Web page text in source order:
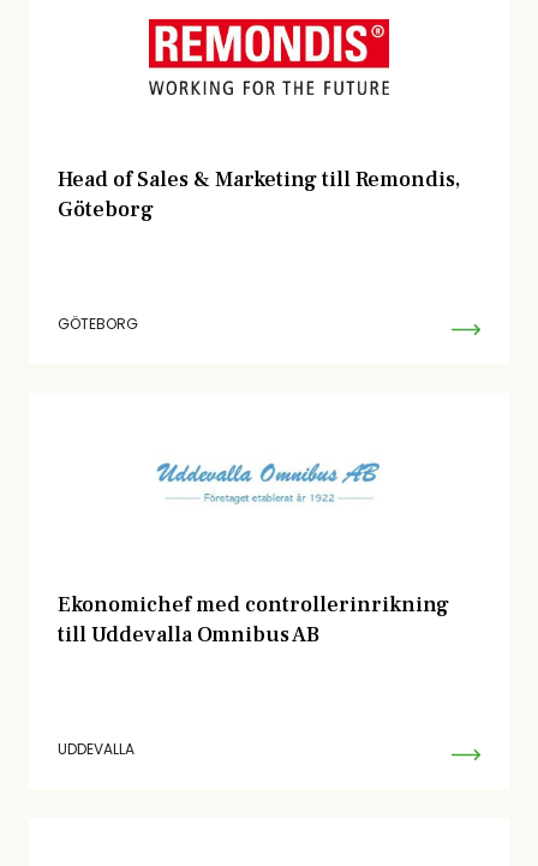
Head of Sales & Marketing till Remondis,
Göteborg
GÖTEBORG
Ekonomichef med controllerinrikning
till Uddevalla Omnibus AB
UDDEVALLA